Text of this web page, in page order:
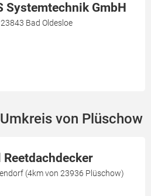
Systemtechnik GmbH
Bad Oldesloe
von Plüschow
(4km von 23936 Plüschow)